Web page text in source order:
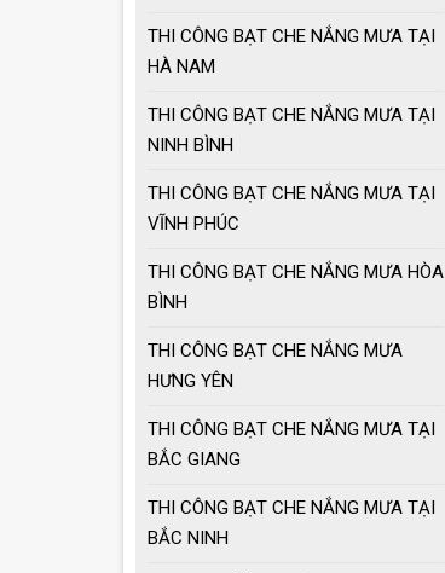
Cách chọn ô dù che
nắng mưa
Ô dù che nắng mưa
THÔNG MINH HOT
NHẤT 2021
THI CÔNG BẠT CHE NẮNG MƯA TẠI
HÀ NAM
THI CÔNG BẠT CHE NẮNG MƯA TẠI
NINH BÌNH
THI CÔNG BẠT CHE NẮNG MƯA TẠI
VĨNH PHÚC
THI CÔNG BẠT CHE NẮNG MƯA HÒA
BÌNH
THI CÔNG BẠT CHE NẮNG MƯA
HƯNG YÊN
THI CÔNG BẠT CHE NẮNG MƯA TẠI
BẮC GIANG
THI CÔNG BẠT CHE NẮNG MƯA TẠI
BẮC NINH